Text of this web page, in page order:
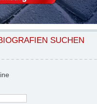
SUCHEN